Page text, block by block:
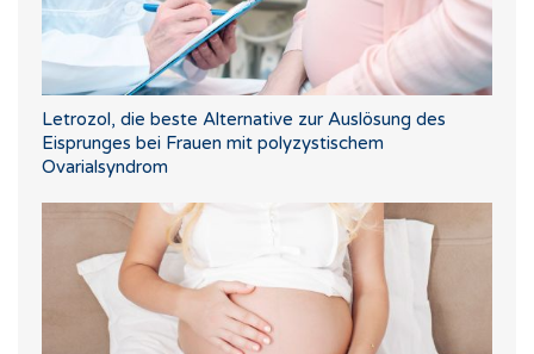
Letrozol, die beste Alternative zur Auslösung des
Eisprunges bei Frauen mit polyzystischem
Ovarialsyndrom